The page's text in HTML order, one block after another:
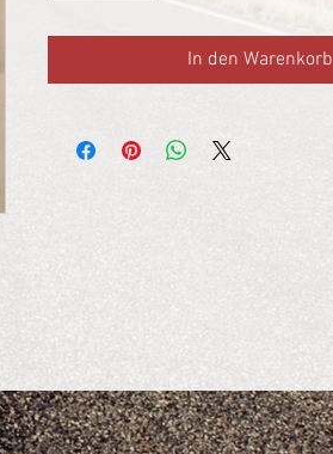
In den Warenkorb